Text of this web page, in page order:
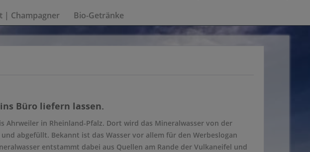
| Champagner Bio-Getränke
Büro liefern lassen.
Ahrweiler in Rheinland-Pfalz. Dort wird das Mineralwasser von der
abgefüllt. Bekannt ist das Wasser vor allem für den Werbeslogan
entstammt dabei aus Quellen am Rande der Vulkaneifel und